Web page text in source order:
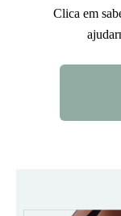
Clica em